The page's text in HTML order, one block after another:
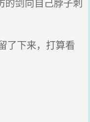
了下来，打算看